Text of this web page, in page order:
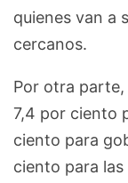
quienes van a
cercanos.
Por otra
7,4 por ciento
ciento para
ciento para las